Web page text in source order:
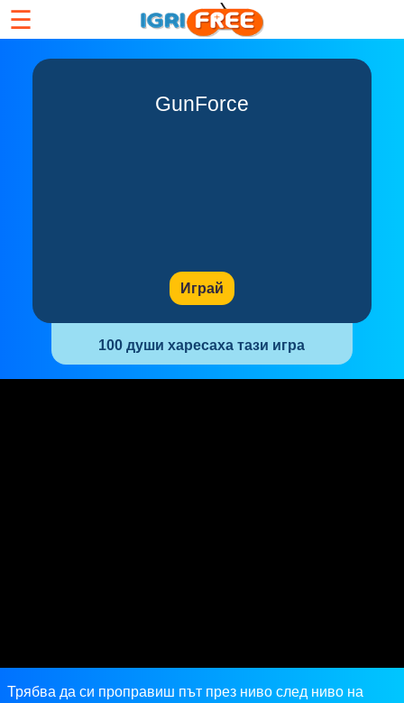
☰
GunForce
Играй
100 души харесаха тази игра
Трябва да си проправиш път през ниво след ниво на